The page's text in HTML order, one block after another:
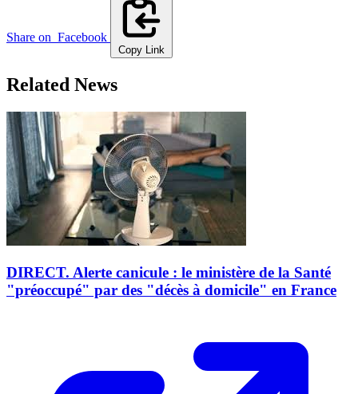
Share on Facebook
Copy Link
Related News
DIRECT. Alerte canicule : le ministère de la Santé
"préoccupé" par des "décès à domicile" en France